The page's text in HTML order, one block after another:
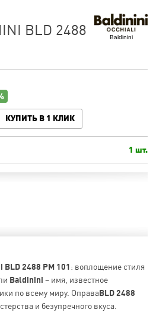
Baldinini
BLD 2488
КУПИТЬ В 1 КЛИК
1 шт.
BLD 2488 PM 101: воплощение стиля
Baldinini – имя, известное
по всему миру. ОправаBLD 2488
и безупречного вкуса.